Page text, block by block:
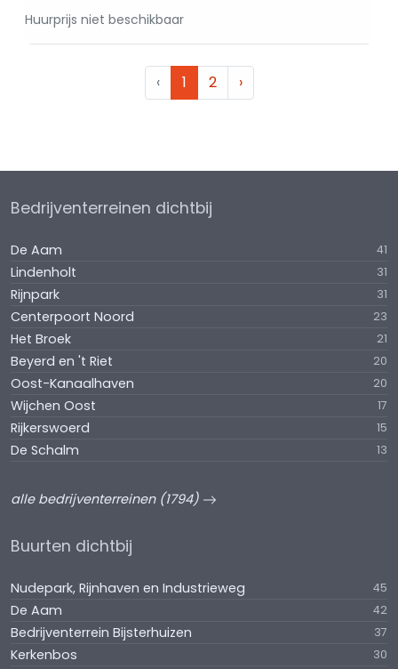
Huurprijs niet beschikbaar
‹ 1 2 ›
Bedrijventerreinen dichtbij
De Aam 41
Lindenholt 31
Rijnpark 31
Centerpoort Noord 23
Het Broek 21
Beyerd en 't Riet 20
Oost-Kanaalhaven 20
Wijchen Oost 17
Rijkerswoerd 15
De Schalm 13
alle bedrijventerreinen (1794)
Buurten dichtbij
Nudepark, Rijnhaven en Industrieweg 45
De Aam 42
Bedrijventerrein Bijsterhuizen 37
Kerkenbos 30